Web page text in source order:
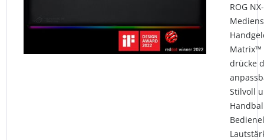
ROG
Matrix™
drücke
Stilvoll